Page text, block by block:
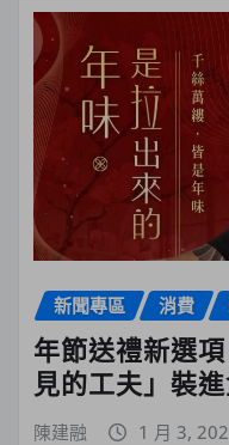
新聞專區 消費
年節送禮新選
見的工夫」裝
陳建融 1 月 3,